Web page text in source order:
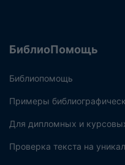
БиблиоПомощь
Библиопомощь
Примеры
Для дипломных и
Проверка текста на